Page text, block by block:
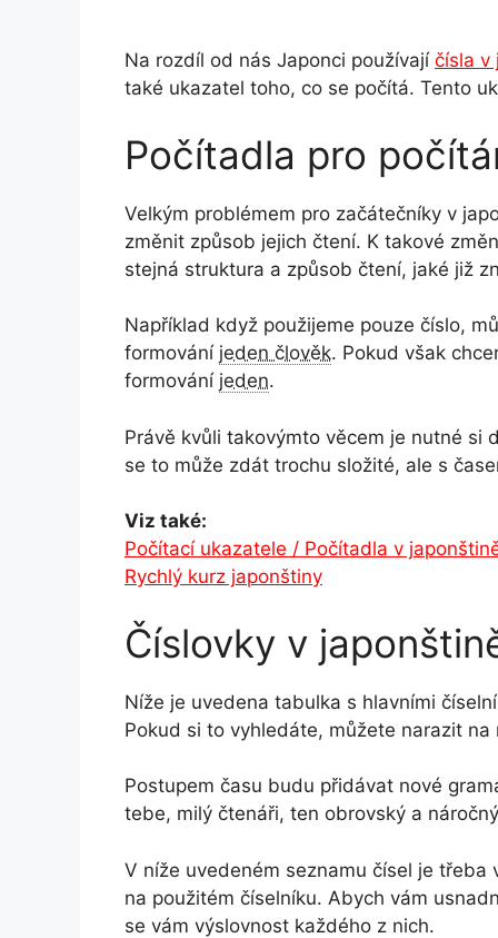
Na rozdíl od nás Japonci používají čísla v
také ukazatel toho, co se počítá. Tento
Počítadla pro
Velkým problémem pro začátečníky v
změnit způsob jejich čtení. K takové
stejná struktura a způsob čtení, jaké již
Například když použijeme pouze číslo,
formování jeden člověk. Pokud však
formování jeden.
Právě kvůli takovýmto věcem je nutné
se to může zdát trochu složité, ale s
Viz také:
Počítací ukazatele / Počítadla v
Rychlý kurz japonštiny
Číslovky v
Níže je uvedena tabulka s hlavními
Pokud si to vyhledáte, můžete narazit na
Postupem času budu přidávat nové
tebe, milý čtenáři, ten obrovský a
V níže uvedeném seznamu čísel je
na použitém číselníku. Abych vám
se vám výslovnost každého z nich.